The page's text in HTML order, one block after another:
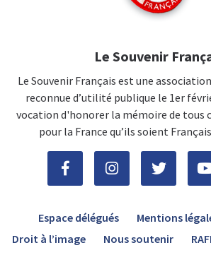
Le Souvenir
Le Souvenir Français est une
reconnue d’utilité publique le 1er
vocation d'honorer la mémoire de tous
pour la France qu’ils soient
Espace délégués Mentions
Droit à l’image
Nous soutenir